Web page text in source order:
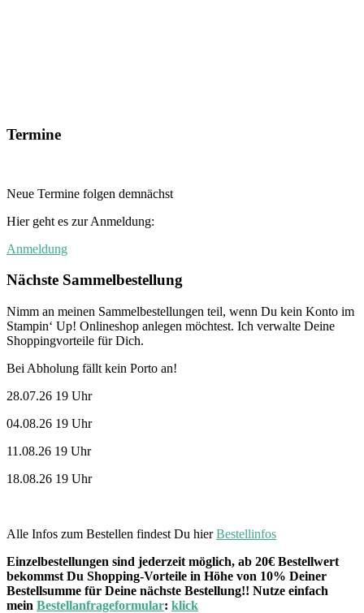
Termine
Neue Termine folgen demnächst
Hier geht es zur Anmeldung:
Anmeldung
Nächste Sammelbestellung
Nimm an meinen Sammelbestellungen teil, wenn Du kein Konto im
Stampin‘ Up! Onlineshop anlegen möchtest. Ich verwalte Deine
Shoppingvorteile für Dich.
Bei Abholung fällt kein Porto an!
28.07.26 19 Uhr
04.08.26 19 Uhr
11.08.26 19 Uhr
18.08.26 19 Uhr
Alle Infos zum Bestellen findest Du hierBestellinfos
Einzelbestellungen sind jederzeit möglich, ab 20€ Bestellwert
bekommst Du Shopping-Vorteile in Höhe von 10% Deiner
Bestellsumme für Deine nächste Bestellung!! Nutze einfach
mein Bestellanfrageformular: klick